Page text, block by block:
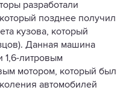
разработали
позднее получил
кузова, который
Данная машина
1,6-литровым
мотором, который был
автомобилей